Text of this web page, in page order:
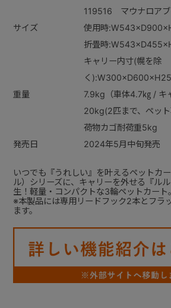
119516 マウナロアブ
サイズ
使用時
折畳時
キャリー内寸(幌を除
く
重量
7.9kg（車体4.7㎏ / キ
20kg(2匹まで、ペッ
荷物カゴ耐荷重5kg
発売日
2024年5月中旬発売
いつでも『うれしい』を叶えるペットカ
ル）シリーズに、キャリーを外せる『ル
生！軽量・コンパクトな3輪ペットカート。
※本製品には専用リードフック2本とフラ
ます。